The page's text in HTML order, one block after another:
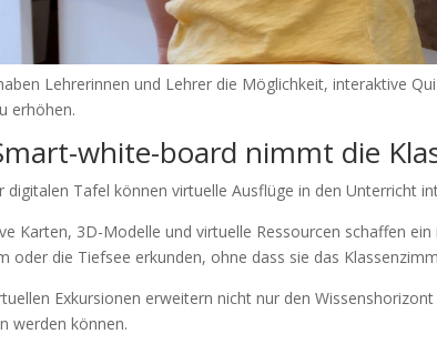
Lehrerinnen und Lehrer die Möglichkeit, interaktive
erhöhen.
white-board nimmt die
digitalen Tafel können virtuelle Ausflüge in den Unterricht
Karten, 3D-Modelle und virtuelle Ressourcen schaffen
oder die Tiefsee erkunden, ohne dass sie das
Exkursionen erweitern nicht nur den
werden können.